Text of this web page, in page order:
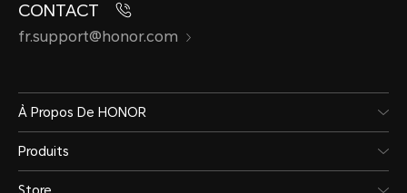
CONTACT
fr.support@honor.com
À Propos De HONOR
Produits